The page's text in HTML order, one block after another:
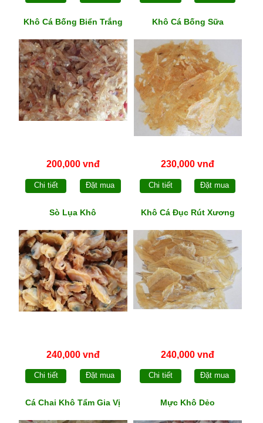
Khô Cá Bống Biển Trắng
200,000 vnđ
Chi tiết Đặt mua
Khô Cá Bống Sữa
230,000 vnđ
Chi tiết Đặt mua
Sò Lụa Khô
240,000 vnđ
Chi tiết Đặt mua
Khô Cá Đục Rút Xương
240,000 vnđ
Chi tiết Đặt mua
Cá Chai Khô Tẩm Gia Vị Mực Khô Dẻo